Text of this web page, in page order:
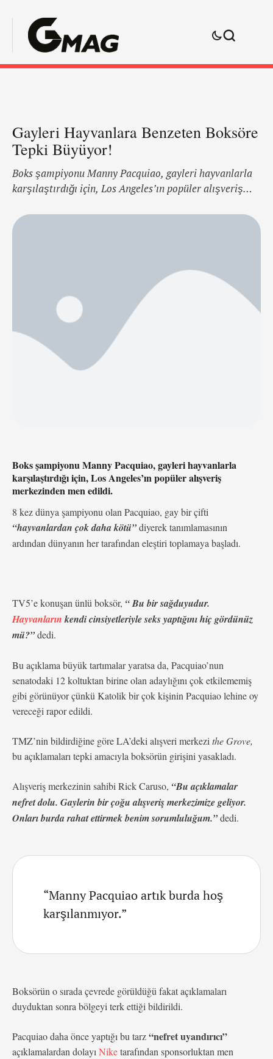
Gayleri Hayvanlara Benzeten Boksöre
Tepki Büyüyor!
Boks şampiyonu Manny Pacquiao, gayleri hayvanlarla
karşılaştırdığı için, Los Angeles’ın popüler alışveriş
Pacquiao, gay bir çifti “hayvanlardan çok daha kötü”
diyerek tanımlamasının ardından dünyanın her
cinsiyetleriyle seks yaptığını hiç gördünüz mü?” dedi. Bu
Boks şampiyonu Manny Pacquiao, gayleri hayvanlarla
karşılaştırdığı için, Los Angeles’ın popüler alışveriş
merkezinden men edildi.
8 kez dünya şampiyonu olan Pacquiao, gay bir çifti
“hayvanlardan çok daha kötü”diyerek tanımlamasının
ardından dünyanın her tarafından eleştiri toplamaya başladı.
TV5’e konuşan ünlü boksör, “ Bu bir sağduyudur.
Hayvanlarınkendi cinsiyetleriyle seks yaptığını hiç gördünüz
mü?”dedi.
Bu açıklama büyük tartımalar yaratsa da, Pacquiao’nun
senatodaki 12 koltuktan birine olan adaylığını çok etkilememiş
gibi görünüyor çünkü Katolik bir çok kişinin Pacquiao lehine oy
vereceği rapor edildi.
TMZ’nin bildirdiğine göre LA’deki alışveri merkezi the Grove,
bu açıklamaları tepki amacıyla boksörün girişini yasakladı.
Alışveriş merkezinin sahibi Rick Caruso, “Bu açıklamalar
nefret dolu. Gaylerin bir çoğu alışveriş merkezimize geliyor.
Onları burda rahat ettirmek benim sorumluluğum.”dedi.
“Manny Pacquiao artık burda hoş
karşılanmıyor.”
Boksörün o sırada çevrede görüldüğü fakat açıklamaları
duyduktan sonra bölgeyi terk ettiği bildirildi.
Pacquiao daha önce yaptığı bu tarz“nefret uyandırıcı”
açıklamalardan dolayı Niketarafından sponsorluktan men